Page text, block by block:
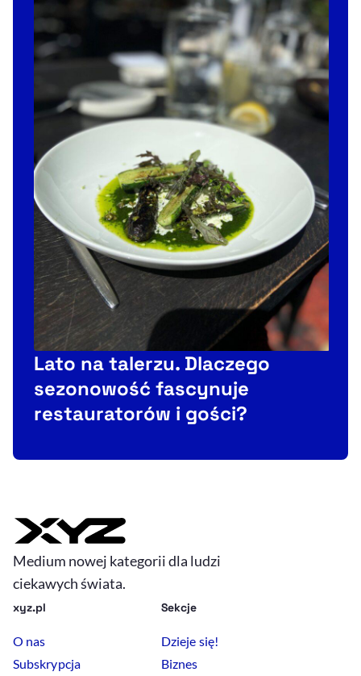
Lato na talerzu. Dlaczego
sezonowość fascynuje
restauratorów i gości?
Medium nowej kategorii dla ludzi
ciekawych świata.
xyz.pl
O nas
Subskrypcja
Sekcje
Dzieje się!
Biznes